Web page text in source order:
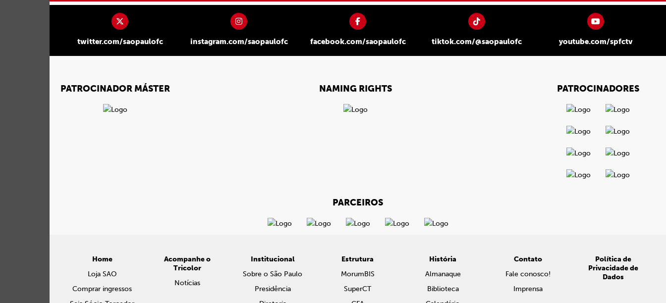
twitter.com/saopaulofc instagram.com/saopaulofc facebook.com/saopaulofc tiktok.com/@saopaulofc youtube.com/spfctv
PATROCINADOR MÁSTER NAMING RIGHTS PATROCINADORES
PARCEIROS
Home
Loja SAO
Comprar ingressos
Acompanhe o
Tricolor
Notícias
Institucional
Sobre o São Paulo
Presidência
Estrutura
MorumBIS
SuperCT
História
Almanaque
Biblioteca
Contato
Fale conosco!
Imprensa
Política de
Privacidade de
Dados